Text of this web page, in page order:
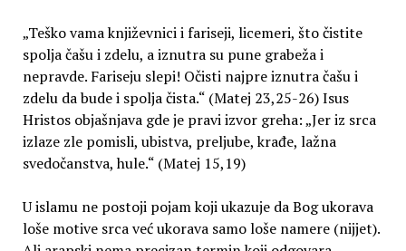
„Teško vama književnici i fariseji, licemeri, što čistite
spolja čašu i zdelu, a iznutra su pune grabeža i
nepravde. Fariseju slepi! Očisti najpre iznutra čašu i
zdelu da bude i spolja čista.“ (Matej 23,25-26) Isus
Hristos objašnjava gde je pravi izvor greha: „Jer iz srca
izlaze zle pomisli, ubistva, preljube, krađe, lažna
svedočanstva, hule.“ (Matej 15,19)
U islamu ne postoji pojam koji ukazuje da Bog ukorava
loše motive srca već ukorava samo loše namere (nijjet).